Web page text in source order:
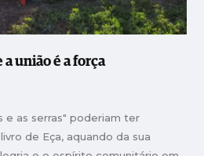
união é a força
e as serras" poderiam ter
de Eça, aquando da sua